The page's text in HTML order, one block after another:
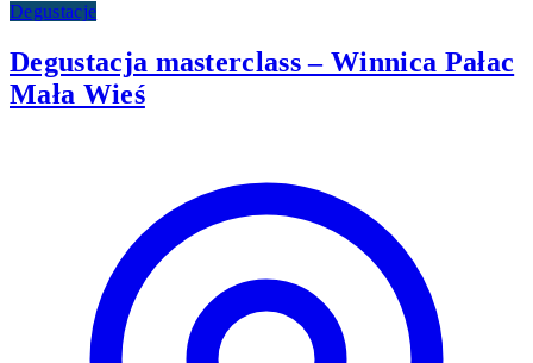
Degustacje
Degustacja masterclass – Winnica Pałac
Mała Wieś